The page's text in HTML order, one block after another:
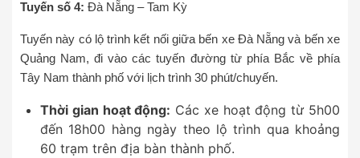
Tuyến số 4: Đà Nẵng – Tam Kỳ
Tuyến này có lộ trình kết nối giữa bến xe Đà Nẵng và bến xe
Quảng Nam, đi vào các tuyến đường từ phía Bắc về phía
Tây Nam thành phố với lịch trình 30 phút/chuyến.
Thời gian hoạt động: Các xe hoạt động từ 5h00
đến 18h00 hàng ngày theo lộ trình qua khoảng
60 trạm trên địa bàn thành phố.